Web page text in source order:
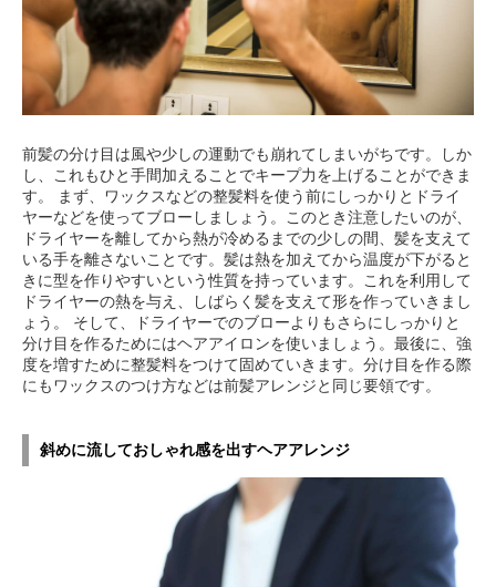
前髪の分け目は風や少しの運動でも崩れてしまいがちです。しか
し、これもひと手間加えることでキープ力を上げることができま
す。 まず、ワックスなどの整髪料を使う前にしっかりとドライ
ヤーなどを使ってブローしましょう。このとき注意したいのが、
ドライヤーを離してから熱が冷めるまでの少しの間、髪を支えて
いる手を離さないことです。髪は熱を加えてから温度が下がると
きに型を作りやすいという性質を持っています。これを利用して
ドライヤーの熱を与え、しばらく髪を支えて形を作っていきまし
ょう。 そして、ドライヤーでのブローよりもさらにしっかりと
分け目を作るためにはヘアアイロンを使いましょう。最後に、強
度を増すために整髪料をつけて固めていきます。分け目を作る際
にもワックスのつけ方などは前髪アレンジと同じ要領です。
斜めに流しておしゃれ感を出すヘアアレンジ